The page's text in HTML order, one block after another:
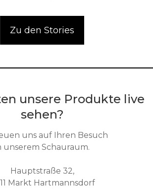
Zu den Stories
unsere Produkte live
sehen?
uns auf Ihren Besuch
unserem Schauraum.
Hauptstraße 32,
Markt Hartmannsdorf